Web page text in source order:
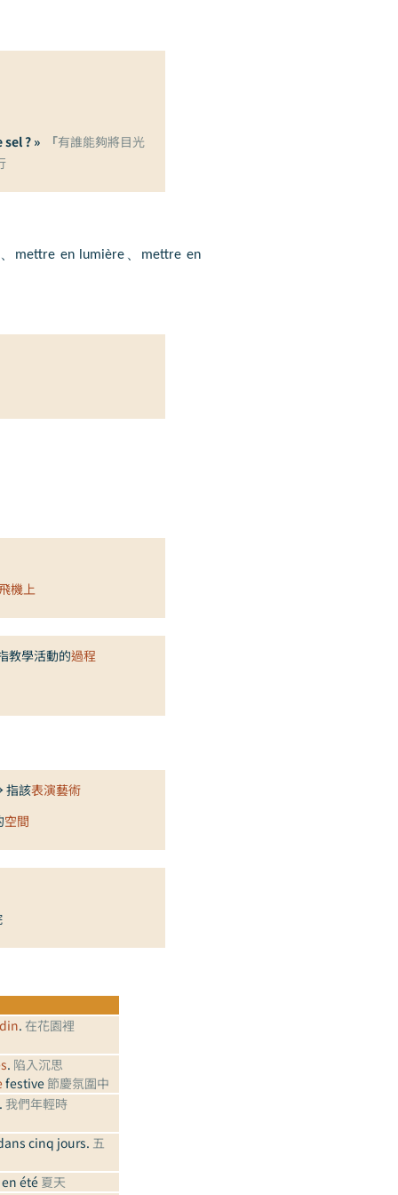
? » 「有誰能夠將目光
mettre en lumière 、 mettre en
機上
教學活動的過程
該表演藝術
空間
. 在花園裡
. 陷入沉思
festive 節慶氛圍中
我們年輕時
cinq jours. 五
été 夏天